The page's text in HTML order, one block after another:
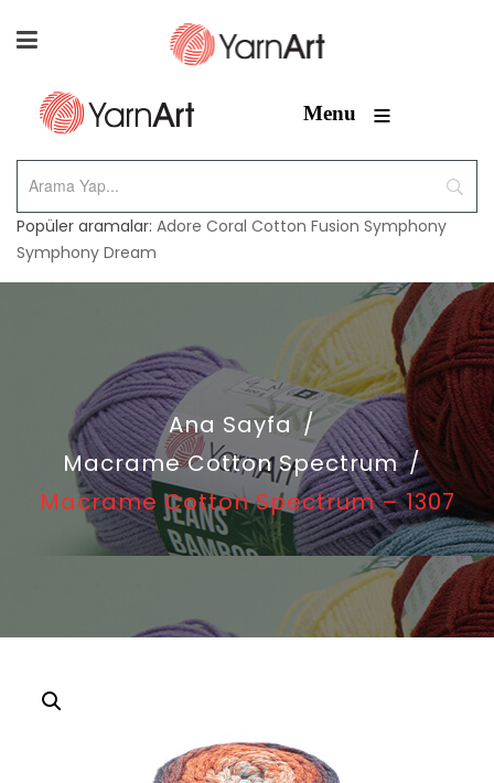
Menu ≡
Popüler aramalar: Adore Coral Cotton Fusion Symphony
Symphony Dream
Ana Sayfa /
Macrame Cotton Spectrum /
Macrame Cotton Spectrum – 1307